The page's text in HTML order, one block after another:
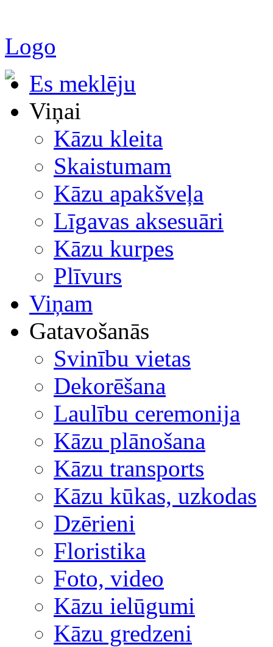
Logo
Es meklēju
Viņai
Kāzu kleita
Skaistumam
Kāzu apakšveļa
Līgavas aksesuāri
Kāzu kurpes
Plīvurs
Viņam
Gatavošanās
Svinību vietas
Dekorēšana
Laulību ceremonija
Kāzu plānošana
Kāzu transports
Kāzu kūkas, uzkodas
Dzērieni
Floristika
Foto, video
Kāzu ielūgumi
Kāzu gredzeni